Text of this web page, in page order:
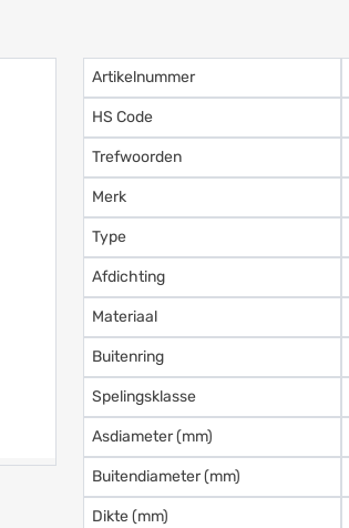
Artikelnummer
HS Code
Trefwoorden
Merk
Type
Afdichting
Materiaal
Buitenring
Spelingsklasse
Asdiameter (mm)
Buitendiameter (mm)
Dikte (mm)